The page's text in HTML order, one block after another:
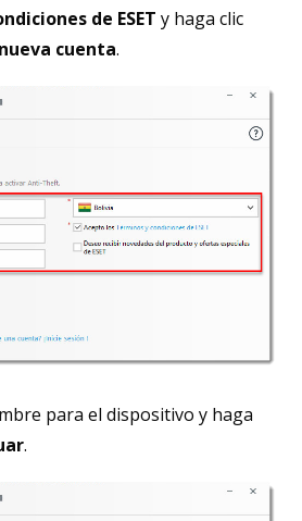
de ESET y haga clic
cuenta.
para el dispositivo y haga
.